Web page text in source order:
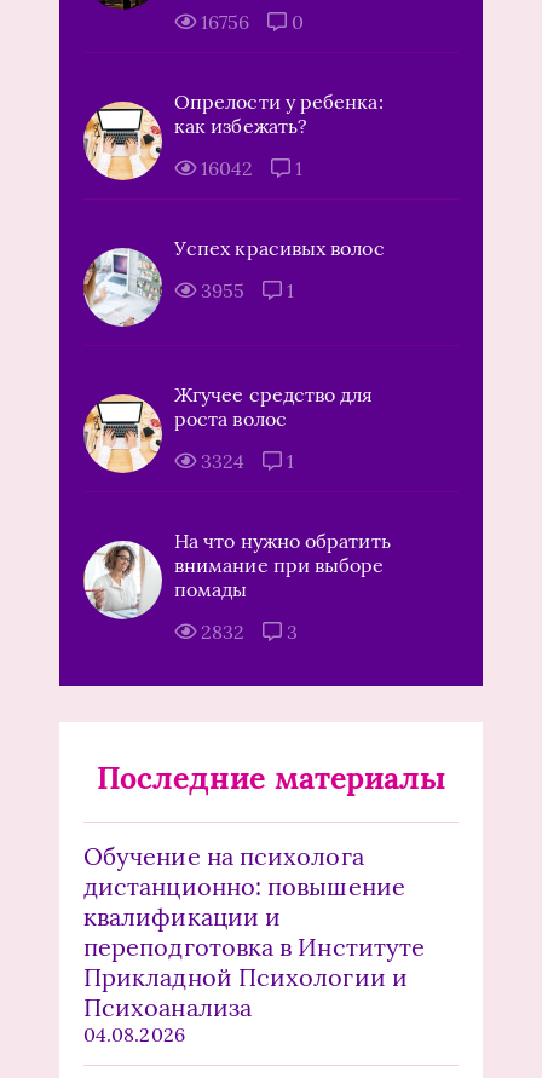
16756
0
Опрелости у ребенка:
как избежать?
16042
1
Успех красивых волос
3955
1
Жгучее средство для
роста волос
3324
1
На что нужно обратить
внимание при выборе
помады
2832
3
Последние материалы
Обучение на психолога
дистанционно: повышение
квалификации и
переподготовка в Институте
Прикладной Психологии и
Психоанализа
04.08.2026